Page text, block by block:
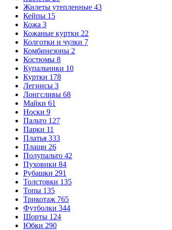
Жилеты утепленные 43
Кейпы 15
Кожа 3
Кожаные куртки 22
Колготки и чулки 7
Комбинезоны 2
Костюмы 8
Купальники 10
Куртки 178
Легинсы 3
Лонгсливы 68
Майки 61
Носки 9
Пальто 127
Парки 11
Платья 333
Плащи 26
Полупальто 42
Пуховики 84
Рубашки 291
Толстовки 135
Топы 135
Трикотаж 765
Футболки 344
Шорты 124
Юбки 290